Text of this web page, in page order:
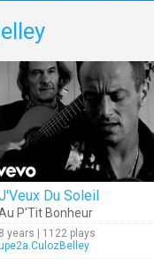
Du Soleil
P'Tit Bonheur
8 years | 1122 plays